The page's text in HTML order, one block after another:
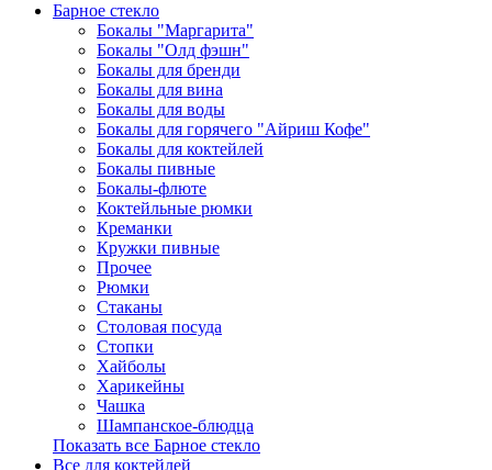
Барное стекло
Бокалы "Маргарита"
Бокалы "Олд фэшн"
Бокалы для бренди
Бокалы для вина
Бокалы для воды
Бокалы для горячего "Айриш Кофе"
Бокалы для коктейлей
Бокалы пивные
Бокалы-флюте
Коктейльные рюмки
Креманки
Кружки пивные
Прочее
Рюмки
Стаканы
Столовая посуда
Стопки
Хайболы
Харикейны
Чашка
Шампанское-блюдца
Показать все Барное стекло
Все для коктейлей